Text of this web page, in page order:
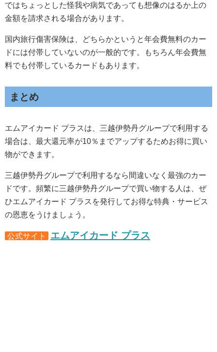
ではちょっとした怪我や病気であっても想像のはるか上の
金額を請求される場合があります。
国内旅行傷害保険は、どちらかというと年会費無料のカー
ドには付帯していないのが一般的です。もちろん年会費無
料でも付帯しているカードもあります。
まとめ
エムアイカード プラスは、三越伊勢丹グループで利用する
場合は、最大還元率が10％までアップするためお得に買い
物ができます。
三越伊勢丹グループで利用するなら間違いなく最強のカー
ドです。頻繁に三越伊勢丹グループで買い物する人は、ぜ
ひエムアイカード プラスを発行してお得な特典・サービス
の恩恵をうけましょう。
公式サイト エムアイカード プラス